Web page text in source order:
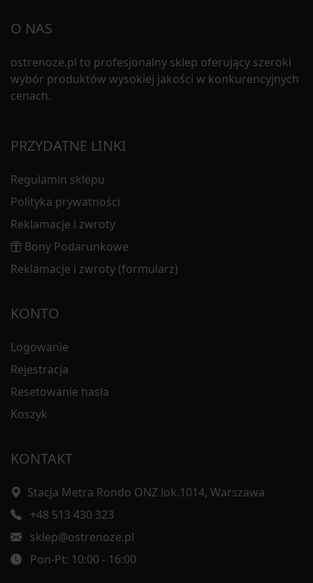
O NAS
ostrenoze.pl to profesjonalny sklep oferujący szeroki
wybór produktów wysokiej jakości w konkurencyjnych
cenach.
PRZYDATNE LINKI
Regulamin sklepu
Polityka prywatności
Reklamacje i zwroty
Bony Podarunkowe
Reklamacje i zwroty (formularz)
KONTO
Logowanie
Rejestracja
Resetowanie hasła
Koszyk
KONTAKT
Stacja Metra Rondo ONZ lok.1014, Warszawa
+48 513 430 323
sklep@ostrenoze.pl
Pon-Pt: 10:00 - 16:00